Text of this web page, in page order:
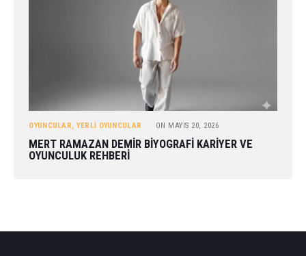
OYUNCULAR, YERLI OYUNCULAR ON MAYIS 20, 2026
MERT RAMAZAN DEMIR BIYOGRAFI KARIYER VE
OYUNCULUK REHBERI